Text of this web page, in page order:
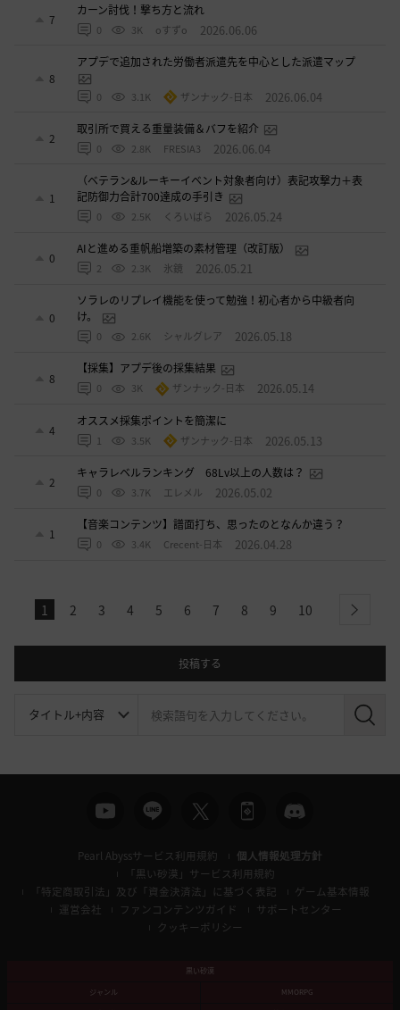
7
カーン討伐！撃ち方と流れ
0 3K oすずo 2026.06.06
8
アプデで追加された労働者派遣先を中心とした派遣マップ
0 3.1K ザンナック-日本 2026.06.04
2
取引所で買える重量装備＆バフを紹介
0 2.8K FRESIA3 2026.06.04
1
（ベテラン&ルーキーイベント対象者向け）表記攻撃力＋表
記防御力合計700達成の手引き
0 2.5K くろいばら 2026.05.24
0
AIと進める重帆船増築の素材管理（改訂版）
2 2.3K 氷鏡 2026.05.21
0
ソラレのリプレイ機能を使って勉強！初心者から中級者向
け。
0 2.6K シャルグレア 2026.05.18
8
【採集】アプデ後の採集結果
0 3K ザンナック-日本 2026.05.14
4
オススメ採集ポイントを簡潔に
1 3.5K ザンナック-日本 2026.05.13
2
キャラレベルランキング 68Lv以上の人数は？
0 3.7K エレメル 2026.05.02
1
【音楽コンテンツ】譜面打ち、思ったのとなんか違う？
0 3.4K Crecent-日本 2026.04.28
1 2 3 4 5 6 7 8 9 10 next
投稿する
検
Pearl Abyssサービス利用規約
個人情報処理方針
「黒い砂漠」サービス利用規約
「特定商取引法」及び「資金決済法」に基づく表記
ゲーム基本情報
運営会社
ファンコンテンツガイド
サポートセンター
クッキーポリシー
黒い砂漠
ジャンル
MMORPG